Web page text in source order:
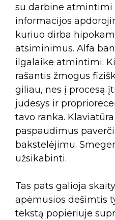
su darbine atmintimi
informacijos
kuriuo dirba
atsiminimus. Alfa
ilgalaike atmintimi.
rašantis žmogus
giliau, nes į procesą
judesys ir
tavo ranka.
paspaudimus
bakstelėjimu.
užsikabinti.
Tas pats galioja
apėmusios dešimtis
tekstą popieriuje